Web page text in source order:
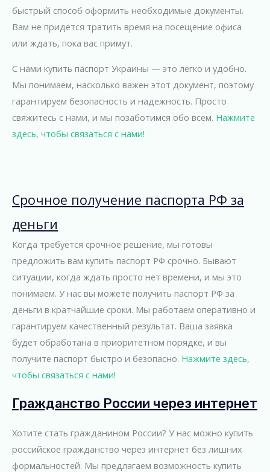
быстрый способ оформить необходимые документы.
Вам не придется тратить время на посещение офиса
или ждать, пока вас примут.
С нами купить паспорт Украины — это легко и удобно.
Мы понимаем, насколько важен этот документ, поэтому
гарантируем безопасность и надежность. Просто
свяжитесь с нами, и мы позаботимся обо всем. Нажмите
здесь, чтобы связаться с нами!
Срочное получение паспорта РФ за
деньги
Когда требуется срочное решение, мы готовы
предложить вам купить паспорт РФ срочно. Бывают
ситуации, когда ждать просто нет времени, и мы это
понимаем. У нас вы можете получить паспорт РФ за
деньги в кратчайшие сроки. Мы работаем оперативно и
гарантируем качественный результат. Ваша заявка
будет обработана в приоритетном порядке, и вы
получите паспорт быстро и безопасно. Нажмите здесь,
чтобы связаться с нами!
Гражданство России через интернет
Хотите стать гражданином России? У нас можно купить
российское гражданство через интернет без лишних
формальностей. Мы предлагаем возможность купить